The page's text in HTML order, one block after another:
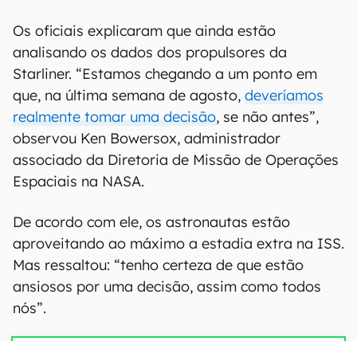
Os oficiais explicaram que ainda estão
analisando os dados dos propulsores da
Starliner. “Estamos chegando a um ponto em
que, na última semana de agosto, deveríamos
realmente tomar uma decisão, se não antes”,
observou Ken Bowersox, administrador
associado da Diretoria de Missão de Operações
Espaciais na NASA.
De acordo com ele, os astronautas estão
aproveitando ao máximo a estadia extra na ISS.
Mas ressaltou: “tenho certeza de que estão
ansiosos por uma decisão, assim como todos
nós”.